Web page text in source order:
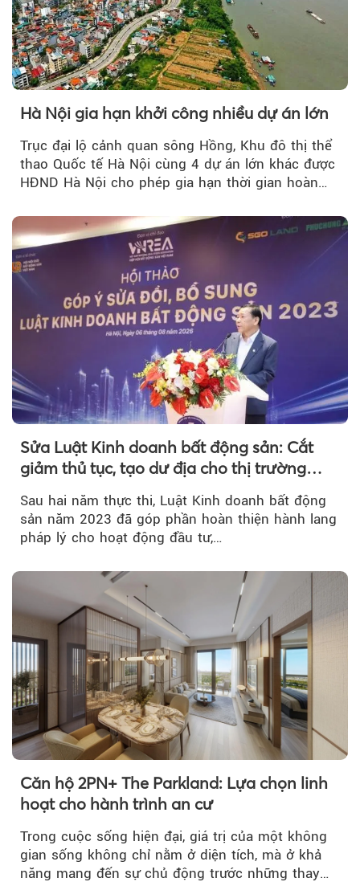
Hà Nội gia hạn khởi công nhiều dự án lớn
Trục đại lộ cảnh quan sông Hồng, Khu đô thị thể
thao Quốc tế Hà Nội cùng 4 dự án lớn khác được
HĐND Hà Nội cho phép gia hạn thời gian hoàn
Sửa Luật Kinh doanh bất động sản: Cắt
giảm thủ tục, tạo dư địa cho thị trường
Sau hai năm thực thi, Luật Kinh doanh bất động
sản năm 2023 đã góp phần hoàn thiện hành lang
pháp lý cho hoạt động đầu tư,…
Căn hộ 2PN+ The Parkland: Lựa chọn linh
hoạt cho hành trình an cư
Trong cuộc sống hiện đại, giá trị của một không
gian sống không chỉ nằm ở diện tích, mà ở khả
năng mang đến sự chủ động trước những thay